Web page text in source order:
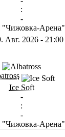
:
-
"Чижовка-Арена"
Авг. 2026 - 21:00
Ice Soft
-
:
-
"Чижовка-Арена"